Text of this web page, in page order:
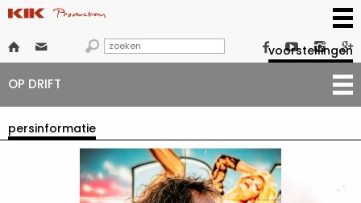
      
voorstellingen
OP DRIFT
persinformatie